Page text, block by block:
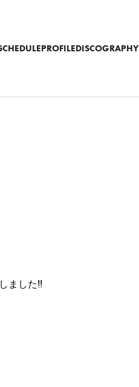
PROFILEDISCOGRAPHY
ました!!